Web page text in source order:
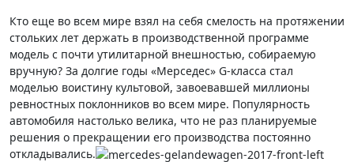
Кто еще во всем мире взял на себя смелость на протяжении
стольких лет держать в производственной программе
модель с почти утилитарной внешностью, собираемую
вручную? За долгие годы «Мерседес» G-класса стал
моделью воистину культовой, завоевавшей миллионы
ревностных поклонников во всем мире. Популярность
автомобиля настолько велика, что не раз планируемые
решения о прекращении его производства постоянно
откладывались.